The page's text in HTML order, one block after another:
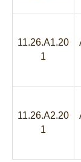
11.26.A1.20
1
11.26.A2.20
1